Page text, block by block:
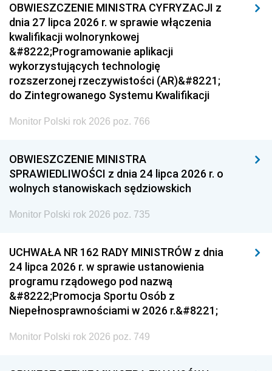
OBWIESZCZENIE MINISTRA CYFRYZACJI z
dnia 27 lipca 2026 r. w sprawie włączenia
kwalifikacji wolnorynkowej
&#8222;Programowanie aplikacji
wykorzystujących technologię
rozszerzonej rzeczywistości (AR)&#8221;
do Zintegrowanego Systemu Kwalifikacji
Monitor Polski rok 2026 poz. 766
OBWIESZCZENIE MINISTRA
SPRAWIEDLIWOŚCI z dnia 24 lipca 2026 r. o
wolnych stanowiskach sędziowskich
Monitor Polski rok 2026 poz. 735
UCHWAŁA NR 162 RADY MINISTRÓW z dnia
24 lipca 2026 r. w sprawie ustanowienia
programu rządowego pod nazwą
&#8222;Promocja Sportu Osób z
Niepełnosprawnościami w 2026 r.&#8221;
Monitor Polski rok 2026 poz. 749